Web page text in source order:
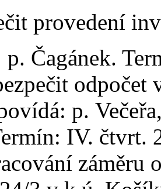
provedení
p. Čagánek.
odpočet
p. Večeřa,
IV. čtvrt.
záměru